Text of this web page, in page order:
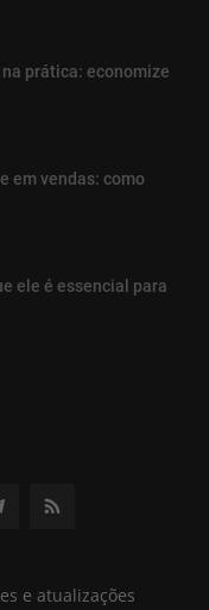
prática: economize
em vendas: como
ele é essencial para
e atualizações